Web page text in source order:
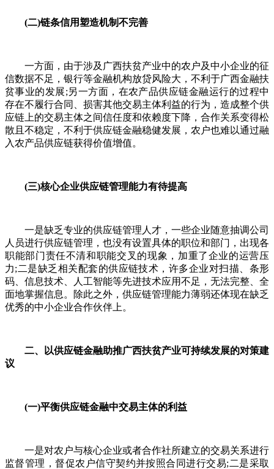
(二)链条信用塑造机制不完善
一方面，由于涉及广西扶贫产业中的农户及中小企业的征
信数据不足，银行等金融机构放贷风险大，不利于广西金融扶
贫事业的发展;另一方面，在农产品供应链金融运行的过程中
存在不履行合同、损害其他交易主体利益的行为，造成整个供
应链上的交易主体之间信任度和依赖度下降，合作关系变得松
散且不稳定，不利于供应链金融稳健发展，农户也难以通过融
入农产品供应链获得价值增值。
(三)核心企业供应链管理能力有待提高
一是缺乏专业的供应链管理人才，一些企业随意抽调公司
人员进行供应链管理，也没有设置具体的职位和部门，出现各
职能部门责任不清和职能交叉的现象，加重了企业的运营压
力;二是缺乏相关配套的供应链技术，许多企业对扫描、条形
码、信息技术、人工智能等先进技术应用不足，无法完整、全
面地掌握信息。除此之外，供应链管理能力薄弱还体现在缺乏
优秀的中小企业合作伙伴上。
二、以供应链金融助推广西扶贫产业可持续发展的对策建
议
(一)平衡供应链金融中交易主体的利益
一是对农户与核心企业或者合作社所建立的交易关系进行
监督管理，督促农户信守契约并按照合同进行交易;二是采取